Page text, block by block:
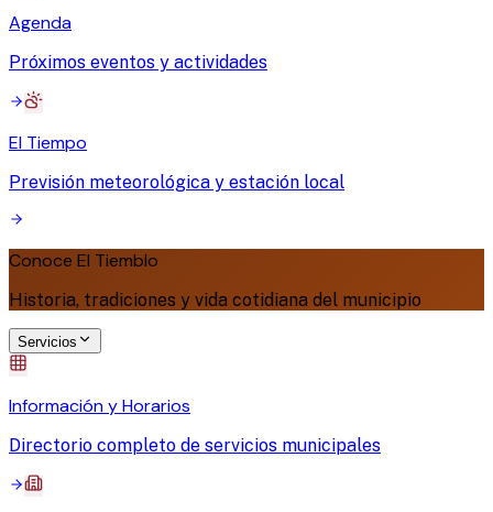
Agenda
Próximos eventos y actividades
El Tiempo
Previsión meteorológica y estación local
Conoce El Tiemblo
Historia, tradiciones y vida cotidiana del municipio
Servicios
Información y Horarios
Directorio completo de servicios municipales